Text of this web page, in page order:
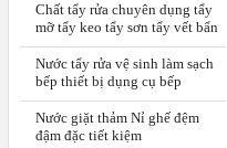
Chất tẩy rửa chuyên dụng tẩy
mỡ tẩy keo tẩy sơn tẩy vết bẩn
Nước tẩy rửa vệ sinh làm sạch
bếp thiết bị dụng cụ bếp
Nước giặt thảm Nỉ ghế đệm
đậm đặc tiết kiệm